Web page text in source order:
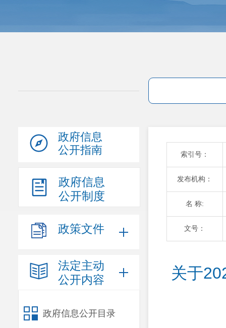
政府信息
公开指南
政府信息
公开制度
政策文件
法定主动
公开内容
政府信息公开目录
索引号：
发布机构：
名 称:
文号：
关于